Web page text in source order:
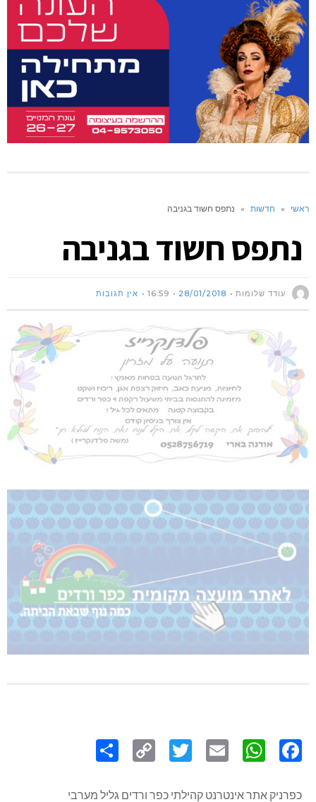
ראשי » חדשות » נתפס חשוד בגניבה
נתפס חשוד בגניבה
עודד שלומות 28/01/2018
16:59 אין תגובות
Link
כפרניק אתר אינטרנט קהילתי כפר ורדים גליל מערבי